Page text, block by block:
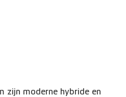
zijn moderne hybride en